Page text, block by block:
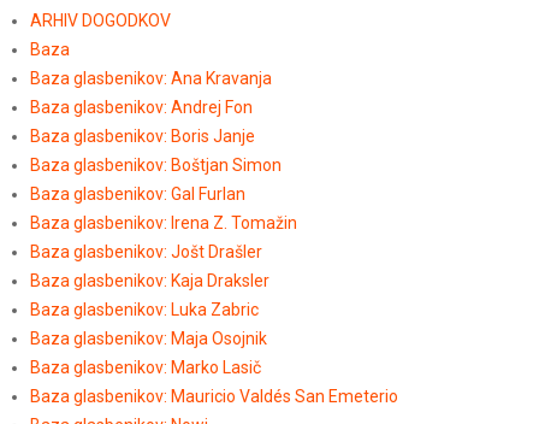
ARHIV DOGODKOV
Baza
Baza glasbenikov: Ana Kravanja
Baza glasbenikov: Andrej Fon
Baza glasbenikov: Boris Janje
Baza glasbenikov: Boštjan Simon
Baza glasbenikov: Gal Furlan
Baza glasbenikov: Irena Z. Tomažin
Baza glasbenikov: Jošt Drašler
Baza glasbenikov: Kaja Draksler
Baza glasbenikov: Luka Zabric
Baza glasbenikov: Maja Osojnik
Baza glasbenikov: Marko Lasič
Baza glasbenikov: Mauricio Valdés San Emeterio